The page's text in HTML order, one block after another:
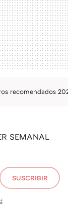
recomendados
SEMANAL
SUSCRIBIR